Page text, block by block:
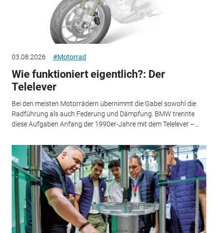
03.08.2026 #Motorrad
Wie funktioniert eigentlich?: Der
Telelever
Bei den meisten Motorrädern übernimmt die Gabel sowohl die
Radführung als auch Federung und Dämpfung. BMW trennte
diese Aufgaben Anfang der 1990er-Jahre mit dem Telelever –...